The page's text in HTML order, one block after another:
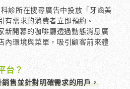
診所在搜尋廣告中投放「牙齒美
有需求的消費者立即預約。
新開幕的咖啡廳透過動態消息廣
內環境與菜單，吸引顧客前來體
台？
售並針對明確需求的用戶，